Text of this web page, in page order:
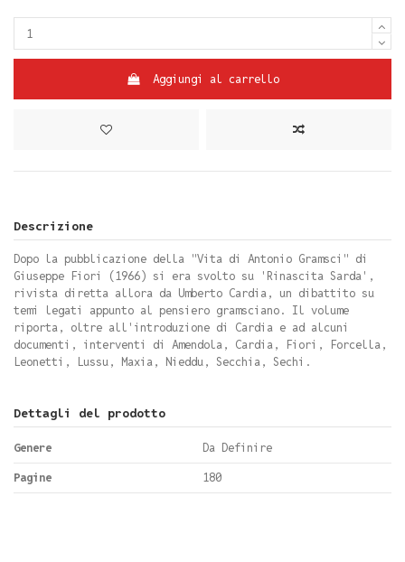
Aggiungi al carrello
Descrizione
Dopo la pubblicazione della "Vita di Antonio Gramsci" di
Giuseppe Fiori (1966) si era svolto su 'Rinascita Sarda',
rivista diretta allora da Umberto Cardia, un dibattito su
temi legati appunto al pensiero gramsciano. Il volume
riporta, oltre all'introduzione di Cardia e ad alcuni
documenti, interventi di Amendola, Cardia, Fiori, Forcella,
Leonetti, Lussu, Maxia, Nieddu, Secchia, Sechi.
Dettagli del prodotto
Genere
Da Definire
Pagine
180